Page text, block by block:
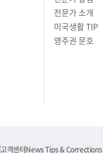
전문가 소개
미국생활 TIP
영주권 문호
고객센터News Tips & Corrections